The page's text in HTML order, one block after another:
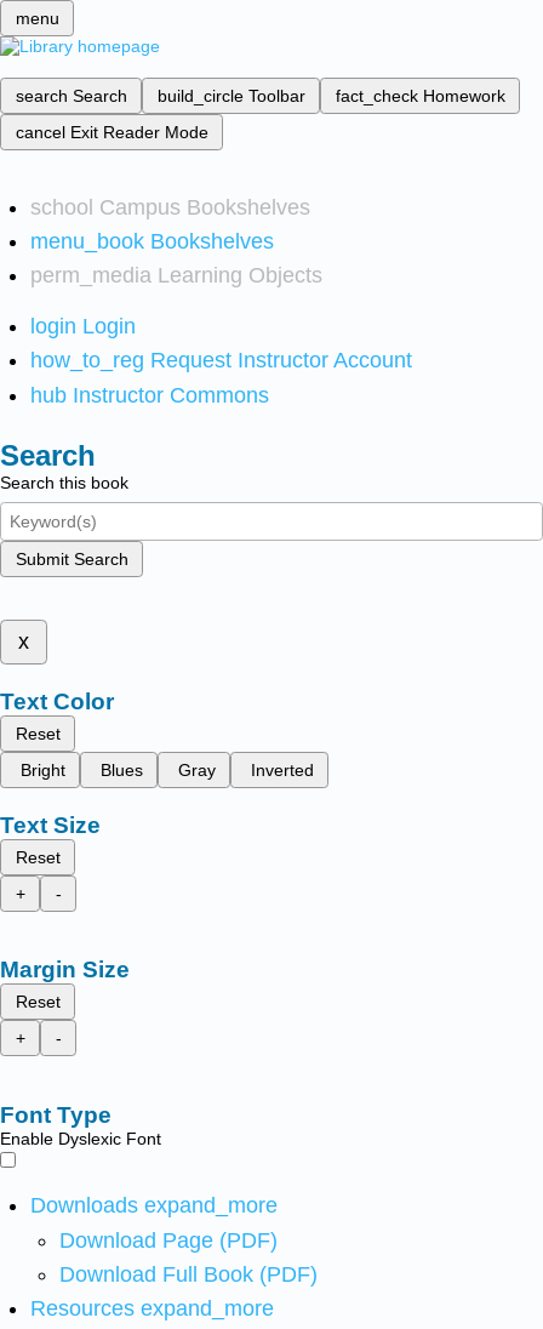
menu
search Search build_circle Toolbar fact_check Homework
cancel Exit Reader Mode
school Campus Bookshelves
menu_book Bookshelves
perm_media Learning Objects
login Login
how_to_reg Request Instructor Account
hub Instructor Commons
Search
Search this book
Submit Search
x
Text Color
Reset
Bright
Blues Gray Inverted
Text Size
Reset
+
-
Margin Size
Reset
+
-
Font Type
Enable Dyslexic Font
Downloads expand_more
Download Page (PDF)
Download Full Book (PDF)
Resources expand_more